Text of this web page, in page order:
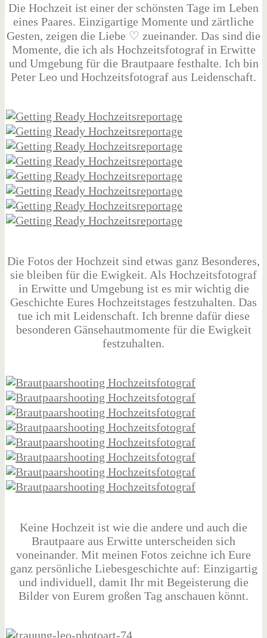
Die Hochzeit ist einer der schönsten Tage im Leben
eines Paares. Einzigartige Momente und zärtliche
Gesten, zeigen die Liebe ♡ zueinander. Das sind die
Momente, die ich als Hochzeitsfotograf in Erwitte
und Umgebung für die Brautpaare festhalte. Ich bin
Peter Leo und Hochzeitsfotograf aus Leidenschaft.
Die Fotos der Hochzeit sind etwas ganz Besonderes,
sie bleiben für die Ewigkeit. Als Hochzeitsfotograf
in Erwitte und Umgebung ist es mir wichtig die
Geschichte Eures Hochzeitstages festzuhalten. Das
tue ich mit Leidenschaft. Ich brenne dafür diese
besonderen Gänsehautmomente für die Ewigkeit
festzuhalten.
Keine Hochzeit ist wie die andere und auch die
Brautpaare aus Erwitte unterscheiden sich
voneinander. Mit meinen Fotos zeichne ich Eure
ganz persönliche Liebesgeschichte auf: Einzigartig
und individuell, damit Ihr mit Begeisterung die
Bilder von Eurem großen Tag anschauen könnt.